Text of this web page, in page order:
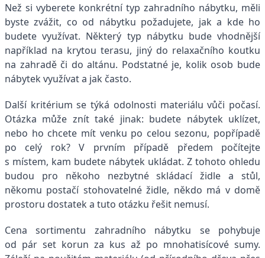
Než si vyberete konkrétní typ zahradního nábytku, měli
byste zvážit, co od nábytku požadujete, jak a kde ho
budete využívat. Některý typ nábytku bude vhodnější
například na krytou terasu, jiný do relaxačního koutku
na zahradě či do altánu. Podstatné je, kolik osob bude
nábytek využívat a jak často.
Další kritérium se týká odolnosti materiálu vůči počasí.
Otázka může znít také jinak: budete nábytek uklízet,
nebo ho chcete mít venku po celou sezonu, popřípadě
po celý rok? V prvním případě předem počítejte
s místem, kam budete nábytek ukládat. Z tohoto ohledu
budou pro někoho nezbytné skládací židle a stůl,
někomu postačí stohovatelné židle, někdo má v domě
prostoru dostatek a tuto otázku řešit nemusí.
Cena sortimentu zahradního nábytku se pohybuje
od pár set korun za kus až po mnohatisícové sumy.